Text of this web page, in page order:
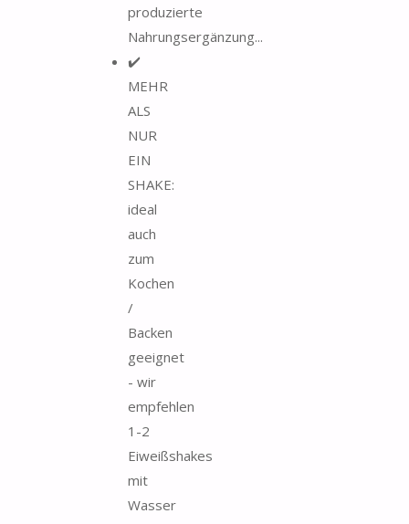
produzierte
Nahrungsergänzung...
✔️
MEHR
ALS
NUR
EIN
SHAKE:
ideal
auch
zum
Kochen
/
Backen
geeignet
- wir
empfehlen
1-2
Eiweißshakes
mit
Wasser